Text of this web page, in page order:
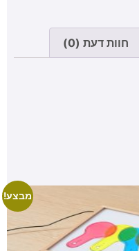
חוות דעת (0)
מבצע!